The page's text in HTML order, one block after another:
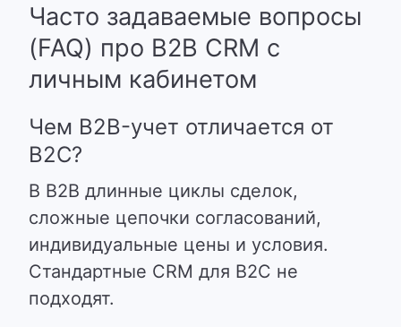
Часто задаваемые вопросы
(FAQ) про B2B CRM с
личным кабинетом
Чем B2B-учет отличается от
B2C?
В B2B длинные циклы сделок,
сложные цепочки согласований,
индивидуальные цены и условия.
Стандартные CRM для B2C не
подходят.